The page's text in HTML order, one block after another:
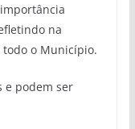
na
o Município.
e podem ser